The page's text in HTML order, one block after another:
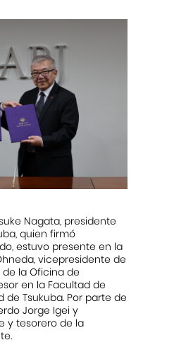
Nagata, presidente
quien firmó
estuvo presente en la
vicepresidente de
la Oficina de
en la Facultad de
de Tsukuba. Por parte de
Jorge Igei y
y tesorero de la